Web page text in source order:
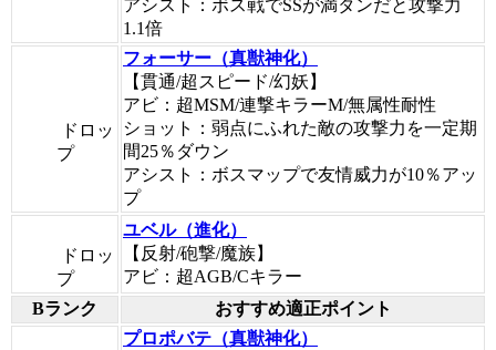
アシスト：ボス戦でSSが満タンだと攻撃力
1.1倍
ドロッ
プ
フォーサー（真獣神化）
【貫通/超スピード/幻妖】
アビ：超MSM/連撃キラーM/無属性耐性
ショット：弱点にふれた敵の攻撃力を一定期
間25％ダウン
アシスト：ボスマップで友情威力が10％アッ
プ
ドロッ
プ
ユベル（進化）
【反射/砲撃/魔族】
アビ：超AGB/Cキラー
Bランク
おすすめ適正ポイント
プロポバテ（真獣神化）